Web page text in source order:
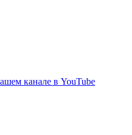
канале в YouTube